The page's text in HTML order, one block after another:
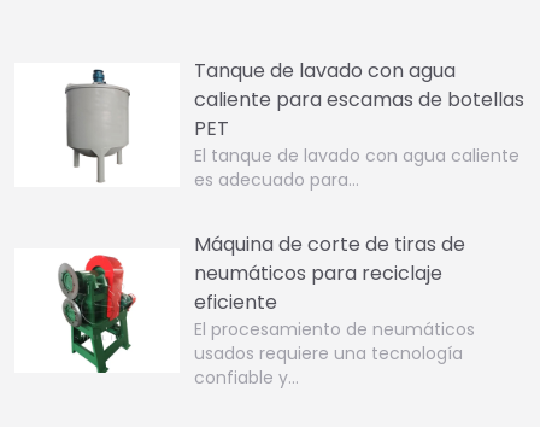
Tanque de lavado con agua
caliente para escamas de botellas
PET
El tanque de lavado con agua caliente
es adecuado para…
Máquina de corte de tiras de
neumáticos para reciclaje
eficiente
El procesamiento de neumáticos
usados requiere una tecnología
confiable y…